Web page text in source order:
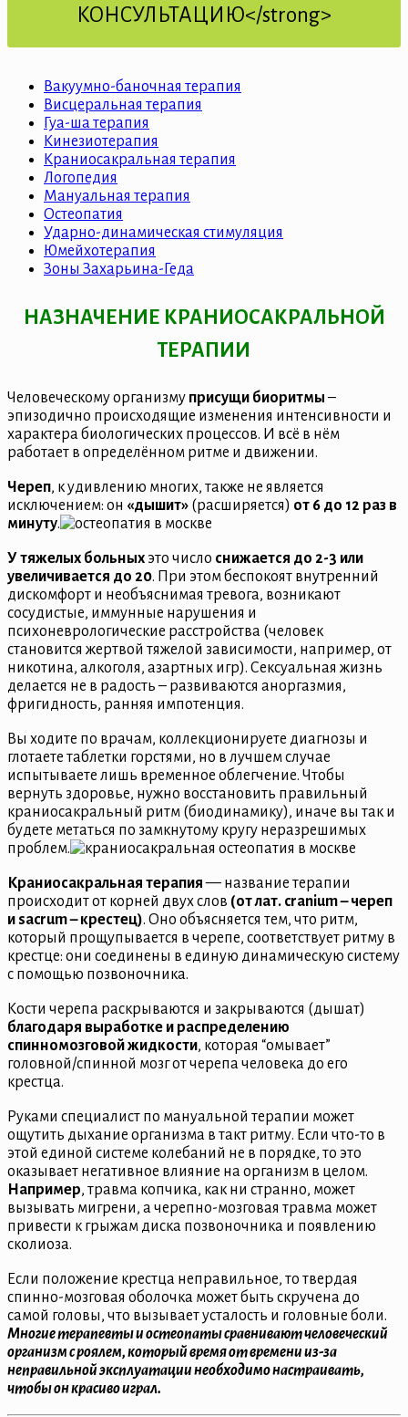
КОНСУЛЬТАЦИЮ</strong>
Вакуумно-баночная терапия
Висцеральная терапия
Гуа-ша терапия
Кинезиотерапия
Краниосакральная терапия
Логопедия
Мануальная терапия
Остеопатия
Ударно-динамическая стимуляция
Юмейхотерапия
Зоны Захарьина-Геда
НАЗНАЧЕНИЕ КРАНИОСАКРАЛЬНОЙ
ТЕРАПИИ
Человеческому организму присущи биоритмы –
эпизодично происходящие изменения интенсивности и
характера биологических процессов. И всё в нём
работает в определённом ритме и движении.
Череп, к удивлению многих, также не является
исключением: он «дышит» (расширяется) от 6 до 12 раз в
минуту.
У тяжелых больных это число снижается до 2-3 или
увеличивается до 20. При этом беспокоят внутренний
дискомфорт и необъяснимая тревога, возникают
сосудистые, иммунные нарушения и
психоневрологические расстройства (человек
становится жертвой тяжелой зависимости, например, от
никотина, алкоголя, азартных игр). Сексуальная жизнь
делается не в радость – развиваются аноргазмия,
фригидность, ранняя импотенция.
Вы ходите по врачам, коллекционируете диагнозы и
глотаете таблетки горстями, но в лучшем случае
испытываете лишь временное облегчение. Чтобы
вернуть здоровье, нужно восстановить правильный
краниосакральный ритм (биодинамику), иначе вы так и
будете метаться по замкнутому кругу неразрешимых
проблем.
Краниосакральная терапия— название терапии
происходит от корней двух слов (от лат. cranium – череп
и sacrum – крестец). Оно объясняется тем, что ритм,
который прощупывается в черепе, соответствует ритму в
крестце: они соединены в единую динамическую систему
с помощью позвоночника.
Кости черепа раскрываются и закрываются (дышат)
благодаря выработке и распределению
спинномозговой жидкости, которая “омывает”
головной/спинной мозг от черепа человека до его
крестца.
Руками специалист по мануальной терапии может
ощутить дыхание организма в такт ритму. Если что-то в
этой единой системе колебаний не в порядке, то это
оказывает негативное влияние на организм в целом.
Например, травма копчика, как ни странно, может
вызывать мигрени, а черепно-мозговая травма может
привести к грыжам диска позвоночника и появлению
сколиоза.
Если положение крестца неправильное, то твердая
спинно-мозговая оболочка может быть скручена до
самой головы, что вызывает усталость и головные боли.
Многие терапевты и остеопаты сравнивают человеческий
организм с роялем, который время от времени из-за
неправильной эксплуатации необходимо настраивать,
чтобы он красиво играл.